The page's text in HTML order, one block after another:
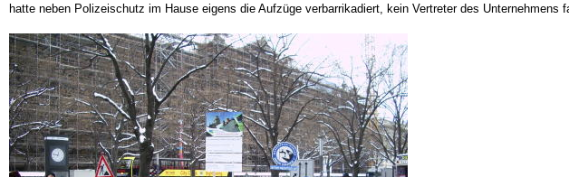
hatte neben Polizeischutz im Hause eigens die Aufzüge verbarrikadiert, kein Vertreter des Unternehmens